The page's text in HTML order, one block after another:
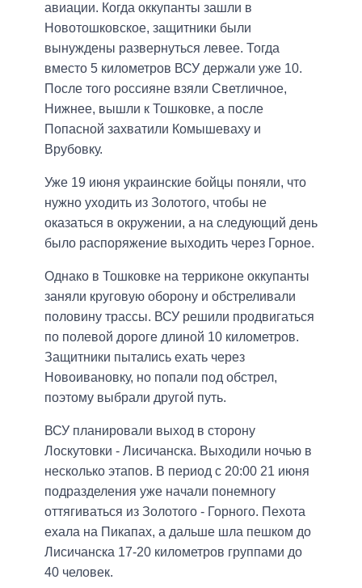
авиации. Когда оккупанты зашли в
Новотошковское, защитники были
вынуждены развернуться левее. Тогда
вместо 5 километров ВСУ держали уже 10.
После того россияне взяли Светличное,
Нижнее, вышли к Тошковке, а после
Попасной захватили Комышеваху и
Врубовку.
Уже 19 июня украинские бойцы поняли, что
нужно уходить из Золотого, чтобы не
оказаться в окружении, а на следующий день
было распоряжение выходить через Горное.
Однако в Тошковке на терриконе оккупанты
заняли круговую оборону и обстреливали
половину трассы. ВСУ решили продвигаться
по полевой дороге длиной 10 километров.
Защитники пытались ехать через
Новоивановку, но попали под обстрел,
поэтому выбрали другой путь.
ВСУ планировали выход в сторону
Лоскутовки - Лисичанска. Выходили ночью в
несколько этапов. В период с 20:00 21 июня
подразделения уже начали понемногу
оттягиваться из Золотого - Горного. Пехота
ехала на Пикапах, а дальше шла пешком до
Лисичанска 17-20 километров группами до
40 человек.